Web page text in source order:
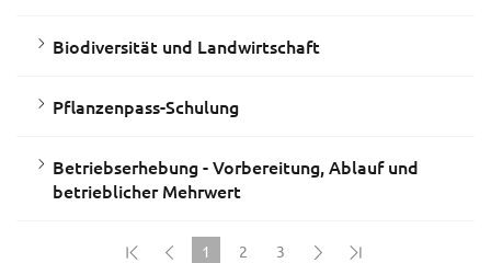
Biodiversität und Landwirtschaft
Pflanzenpass-Schulung
Betriebserhebung - Vorbereitung, Ablauf und
betrieblicher Mehrwert
1
2 3